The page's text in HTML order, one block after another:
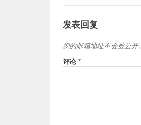
发表回复
您的邮箱地址不会被公开。
评论 *